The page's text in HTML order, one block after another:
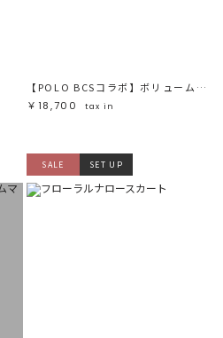
【POLO BCSコラボ】ボリュームマキシサーキュラースカート
￥18,700
tax in
SALE SET UP